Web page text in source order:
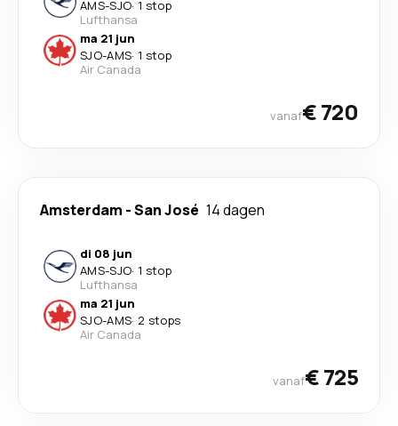
AMS-SJO· 1 stop
Lufthansa
ma 21 jun
SJO-AMS· 1 stop
Air Canada
vanaf€ 720
Amsterdam -San José 14 dagen
di 08 jun
AMS-SJO· 1 stop
Lufthansa
ma 21 jun
SJO-AMS· 2 stops
Air Canada
vanaf€ 725